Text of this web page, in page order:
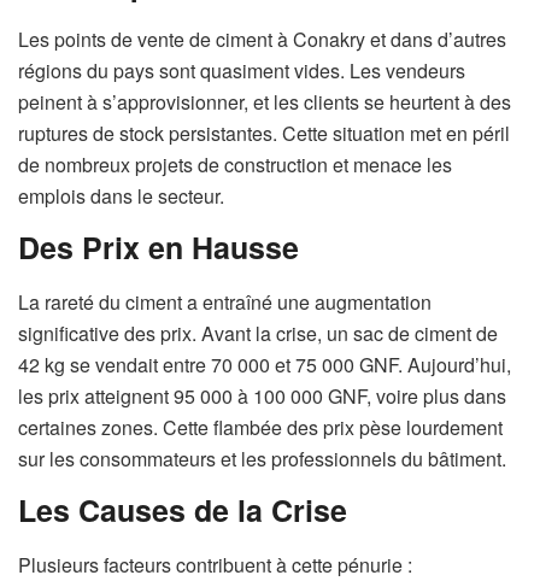
Les points de vente de ciment à Conakry et dans d’autres
régions du pays sont quasiment vides. Les vendeurs
peinent à s’approvisionner, et les clients se heurtent à des
ruptures de stock persistantes. Cette situation met en péril
de nombreux projets de construction et menace les
emplois dans le secteur.
Des Prix en Hausse
La rareté du ciment a entraîné une augmentation
significative des prix. Avant la crise, un sac de ciment de
42 kg se vendait entre 70 000 et 75 000 GNF. Aujourd’hui,
les prix atteignent 95 000 à 100 000 GNF, voire plus dans
certaines zones. Cette flambée des prix pèse lourdement
sur les consommateurs et les professionnels du bâtiment.
Les Causes de la Crise
Plusieurs facteurs contribuent à cette pénurie :